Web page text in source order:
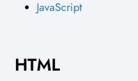
JavaScript
HTML